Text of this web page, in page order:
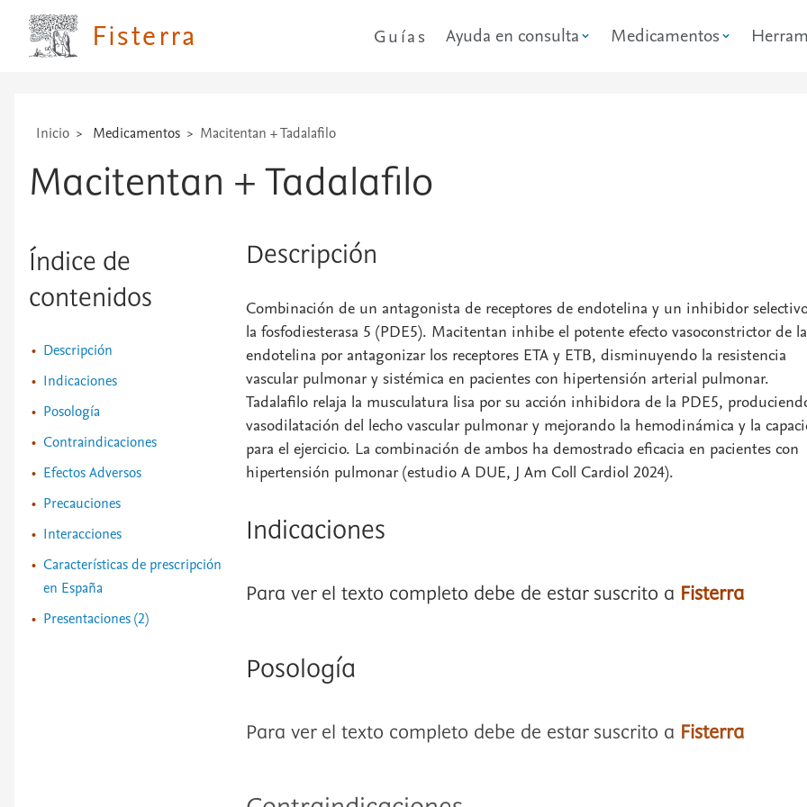
Fisterra Guías Ayuda en consulta Medicamentos
Inicio Medicamentos Macitentan + Tadalafilo
Macitentan + Tadalafilo
Índice de
contenidos
Descripción
Indicaciones
Posología
Contraindicaciones
Efectos Adversos
Precauciones
Interacciones
Características de prescripción
en España
Presentaciones (2)
Descripción
Combinación de un antagonista de receptores de endotelina y un inhibidor
la fosfodiesterasa 5 (PDE5). Macitentan inhibe el potente efecto vasoconstrictor de la
endotelina por antagonizar los receptores ETA y ETB, disminuyendo la resistencia
vascular pulmonar y sistémica en pacientes con hipertensión arterial pulmonar.
Tadalafilo relaja la musculatura lisa por su acción inhibidora de la PDE5,
vasodilatación del lecho vascular pulmonar y mejorando la hemodinámica y la
para el ejercicio. La combinación de ambos ha demostrado eficacia en pacientes con
hipertensión pulmonar (estudio A DUE, J Am Coll Cardiol 2024).
Indicaciones
Para ver el texto completo debe de estar suscrito a Fisterra
Posología
Para ver el texto completo debe de estar suscrito a Fisterra